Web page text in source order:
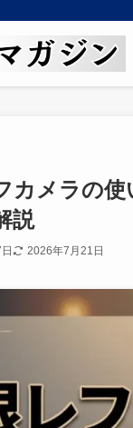
カメラの使
説
2026年7月21日